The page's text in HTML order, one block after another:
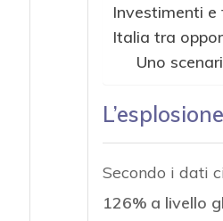
Investimenti e
Italia tra
Uno
Secondo i dati
126% a livello